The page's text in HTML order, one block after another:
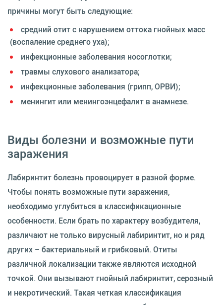
причины могут быть следующие:
средний отит с нарушением оттока гнойных масс
(воспаление среднего уха);
инфекционные заболевания носоглотки;
травмы слухового анализатора;
инфекционные заболевания (грипп, ОРВИ);
менингит или менингоэнцефалит в анамнезе.
Виды болезни и возможные пути
заражения
Лабиринтит болезнь провоцирует в разной форме.
Чтобы понять возможные пути заражения,
необходимо углубиться в классификационные
особенности. Если брать по характеру возбудителя,
различают не только вирусный лабиринтит, но и ряд
других – бактериальный и грибковый. Отиты
различной локализации также являются исходной
точкой. Они вызывают гнойный лабиринтит, серозный
и некротический. Такая четкая классификация